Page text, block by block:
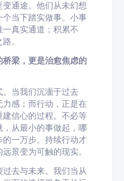
通途。他们从未幻想
个当下踏实做事。小事
真实通道；积累不
。
梁，更是治愈焦虑的
当我们沉湎于过去
感；而行动，正是在
信心的过程。不必等
从最小的事做起，哪
一万步。持续行动才
景变为可触的现实。
去与未来。我们当从